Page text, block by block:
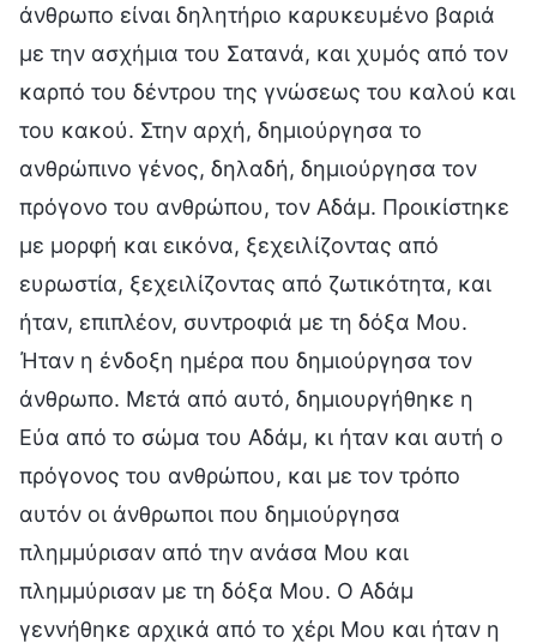
άνθρωπο είναι δηλητήριο καρυκευμένο βαριά
με την ασχήμια του Σατανά, και χυμός από τον
καρπό του δέντρου της γνώσεως του καλού και
του κακού. Στην αρχή, δημιούργησα το
ανθρώπινο γένος, δηλαδή, δημιούργησα τον
πρόγονο του ανθρώπου, τον Αδάμ. Προικίστηκε
με μορφή και εικόνα, ξεχειλίζοντας από
ευρωστία, ξεχειλίζοντας από ζωτικότητα, και
ήταν, επιπλέον, συντροφιά με τη δόξα Μου.
Ήταν η ένδοξη ημέρα που δημιούργησα τον
άνθρωπο. Μετά από αυτό, δημιουργήθηκε η
Εύα από το σώμα του Αδάμ, κι ήταν και αυτή ο
πρόγονος του ανθρώπου, και με τον τρόπο
αυτόν οι άνθρωποι που δημιούργησα
πλημμύρισαν από την ανάσα Μου και
πλημμύρισαν με τη δόξα Μου. Ο Αδάμ
γεννήθηκε αρχικά από το χέρι Μου και ήταν η